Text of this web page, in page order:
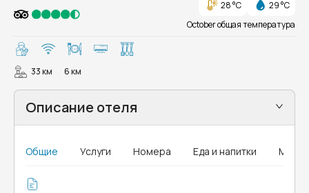
28 °C
29 °C
October общая температура
33 км 6 км
Описание отеля
Общие Услуги Номера Еда и напитки MICE